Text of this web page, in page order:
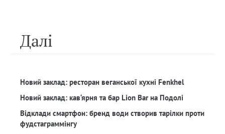
Далi
Новий заклад: ресторан веганської кухні Fenkhel
Новий заклад: кав‘ярня та бар Lion Bar на Подолі
Відклади смартфон: бренд води створив тарілки проти
фудстаграммінгу